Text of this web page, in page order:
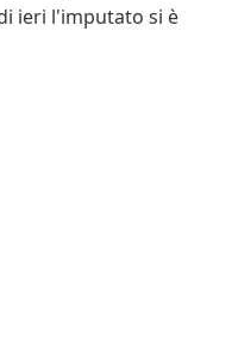
ieri l'imputato si è